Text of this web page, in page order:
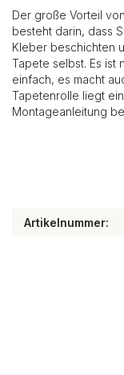
Der große Vorteil
besteht darin, dass
Kleber beschichten
Tapete selbst. Es ist
einfach, es macht
Tapetenrolle liegt
Montageanleitung
Artikelnummer: